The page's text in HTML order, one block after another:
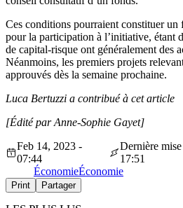
Ces conditions pourraient constituer un
pour la participation à l’initiative, étant
de capital-risque ont généralement des
Néanmoins, les premiers projets
approuvés dès la semaine prochaine.
Luca Bertuzzi a contribué à cet article
[Édité par Anne-Sophie Gayet]
Feb 14, 2023 -
07:44
Dernière
17:51
ÉconomieÉconomie
Print Partager